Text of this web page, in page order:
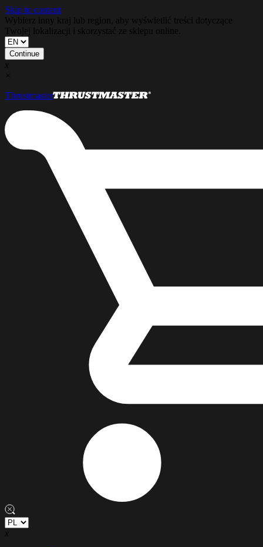
Skip to content
Wybierz inny kraj lub region, aby wyświetlić treści dotyczące
Twojej lokalizacji i skorzystać ze sklepu online.
Continue
x
×
Thrustmaster
x